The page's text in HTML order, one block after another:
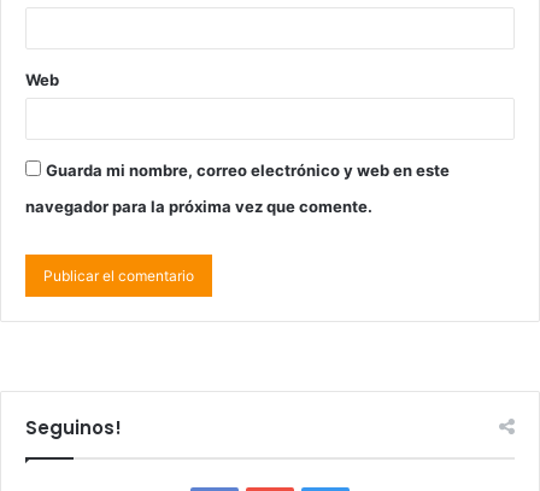
Web
Guarda mi nombre, correo electrónico y web en este
navegador para la próxima vez que comente.
Seguinos!